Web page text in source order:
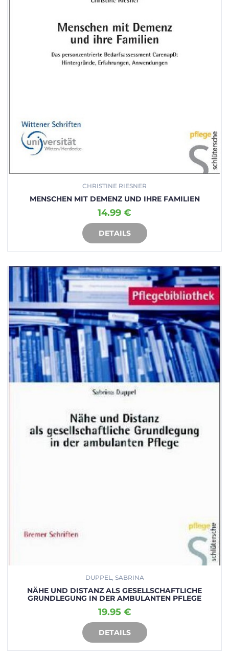
CHRISTINE RIESNER
MENSCHEN MIT DEMENZ UND IHRE FAMILIEN
14.99 €
DETAILS
IN DEN WARENKORB
DUPPEL, SABRINA
NÄHE UND DISTANZ ALS GESELLSCHAFTLICHE
GRUNDLEGUNG IN DER AMBULANTEN PFLEGE
19.95 €
DETAILS
IN DEN WARENKORB